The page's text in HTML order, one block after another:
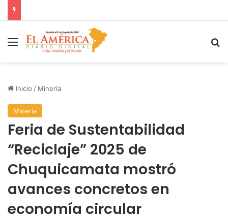
Menú
Inicio / Minería
Minería
Feria de Sustentabilidad
“Reciclaje” 2025 de
Chuquicamata mostró
avances concretos en
economía circular